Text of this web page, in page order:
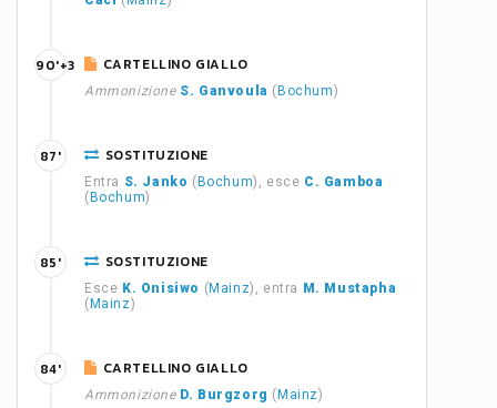
CARTELLINO GIALLO
Ammonizione S. Ganvoula ( Bochum)
90'+3
SOSTITUZIONE
Entra S. Janko ( Bochum), esce C. Gamboa
( Bochum)
87'
SOSTITUZIONE
Esce K. Onisiwo ( Mainz), entra
M. Mustapha
( Mainz)
85'
CARTELLINO GIALLO
Ammonizione D. Burgzorg ( Mainz)
84'